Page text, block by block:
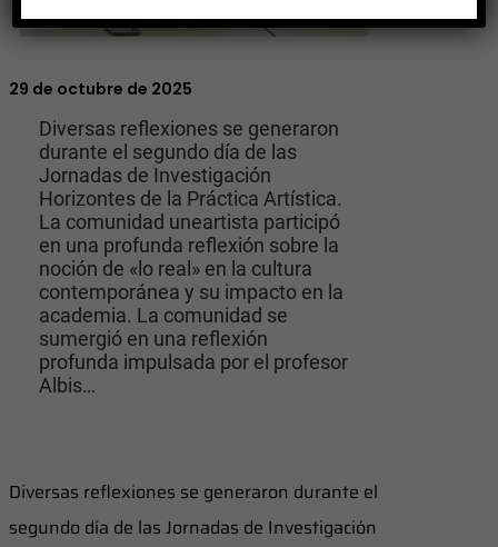
29 de octubre de 2025
​Diversas reflexiones se generaron
durante el segundo día de las
Jornadas de Investigación
Horizontes de la Práctica Artística.
La comunidad uneartista participó
en una profunda reflexión sobre la
noción de «lo real» en la cultura
contemporánea y su impacto en la
academia. La comunidad se
sumergió en una reflexión
profunda impulsada por el profesor
Albis…
Diversas reflexiones se generaron durante el
segundo día de las Jornadas de Investigación